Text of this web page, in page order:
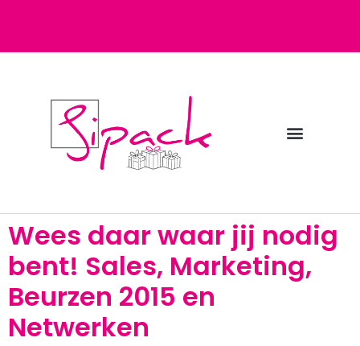
Wees daar waar jij nodig
bent! Sales, Marketing,
Beurzen 2015 en
Netwerken